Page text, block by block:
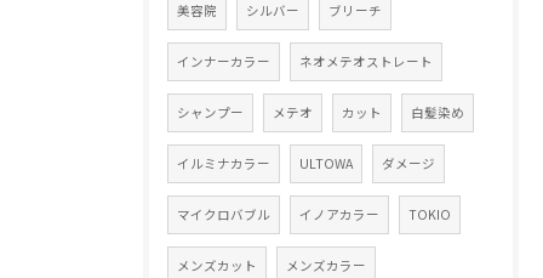
美容院 シルバー ブリーチ
インナーカラー ネオメテオストレート
シャンプー メテオ カット 白髪染め
イルミナカラー ULTOWA ダメージ
マイクロバブル イノアカラー TOKIO
メンズカット メンズカラー